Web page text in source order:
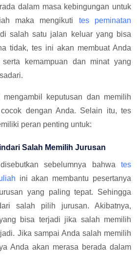
dalam masa kebingungan untuk
maka mengikuti tes peminatan
salah satu jalan keluar yang bisa
tidak, tes ini akan membuat Anda
kemampuan dan minat yang
keputusan dan memilih
dengan Anda. Selain itu, tes
peran penting untuk:
Salah Memilih Jurusan
sebelumnya bahwa tes
ini akan membantu pesertanya
yang paling tepat. Sehingga
salah pilih jurusan. Akibatnya,
bisa terjadi jika salah memilih
Jika sampai Anda salah memilih
Anda akan merasa berada dalam